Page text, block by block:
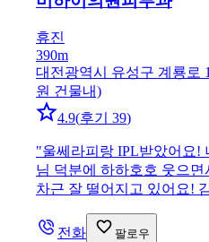
휴진
390m
대전광역시 유성구 계룡로
원 건물내)
4.9(후기 39)
"울쎄라피랑 IPL받았어요!
님 덕분에 하하호호 웃으
차근 잘 떨어지고 있어요!
전화 팔로우